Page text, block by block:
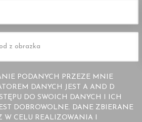
PODANYCH PRZEZE MNIE
DANYCH JEST A AND D
DO SWOICH DANYCH I ICH
DOBROWOLNE. DANE ZBIERANE
CELU REALIZOWANIA I